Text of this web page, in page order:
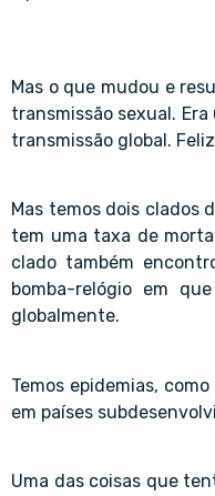
Mas o que mudou e
transmissão sexual.
transmissão global.
Mas temos dois clados
tem uma taxa de
clado também
bomba-relógio em
globalmente.
Temos epidemias,
em países
Uma das coisas que